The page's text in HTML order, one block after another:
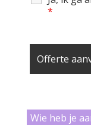
*
Wie heb je